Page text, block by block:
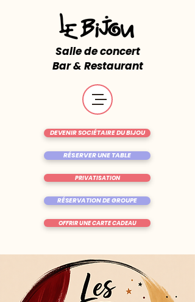
Salle de concert
Bar & Restaurant
RÉSERVER UNE TABLE
OFFRIR UNE CARTE CADEAU
DEVENIR SOCIÉTAIRE DU BIJOU
RÉSERVATION DE GROUPE
PRIVATISATION